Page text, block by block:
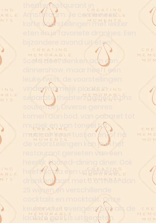
theaterrestaurant in
Amsterdam. Je combineert
korte voorstellingen met lekker
eten én je favoriete drankjes. Een
bijzondere avond uit eten!
Scala doet denken aan een
dinnershow, maar heeft een
leuke twist: de voorstellingen
vinden namelijk plaats in
separate theaterzaaltjes in ons
souterrain. Diverse genres
komen aan bod, van cabaret tot
muziek en van toneel tot
musical. Voor, tussen en/of na
de voorstellingen kan je in het
restaurant genieten van een
heerlijk shared-dining diner. Ook
heeft Scala een uitgebreide
drankenkaart met o.a. meer dan
25 wijnen en verschillende
cocktails en mocktails. Onze
keuken sluit overigens pas als de
laatste gast is uitgegeten.